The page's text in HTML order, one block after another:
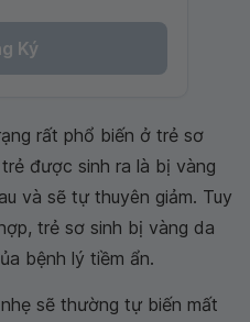
Ký
rất phổ biến ở trẻ sơ
được sinh ra là bị vàng
và sẽ tự thuyên giảm. Tuy
trẻ sơ sinh bị vàng da
bệnh lý tiềm ẩn.
sẽ thường tự biến mất